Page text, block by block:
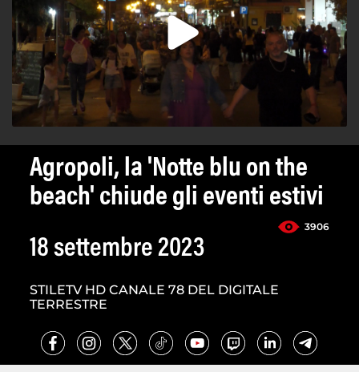
Agropoli, la 'Notte blu on the
beach' chiude gli eventi estivi
3906
18 settembre 2023
STILETV HD CANALE 78 DEL DIGITALE
TERRESTRE